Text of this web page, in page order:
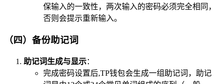
保输入的一致性，两次输入的密码必须完全相同，
否则会提示重新输入。
（四）备份助记词
助记词生成与显示：
完成密码设置后,TP钱包会生成一组助记词，助记